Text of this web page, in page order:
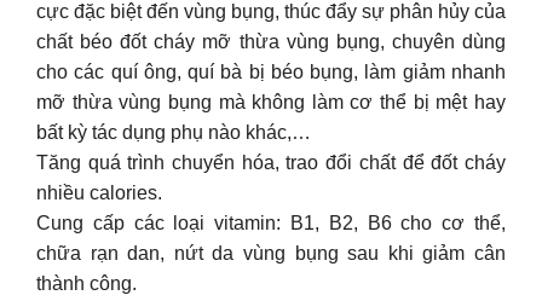
cực đặc biệt đến vùng bụng, thúc đẩy sự phân hủy của
chất béo đốt cháy mỡ thừa vùng bụng, chuyên dùng
cho các quí ông, quí bà bị béo bụng, làm giảm nhanh
mỡ thừa vùng bụng mà không làm cơ thể bị mệt hay
bất kỳ tác dụng phụ nào khác,…
Tăng quá trình chuyển hóa, trao đổi chất để đốt cháy
nhiều calories.
Cung cấp các loại vitamin: B1, B2, B6 cho cơ thể,
chữa rạn dan, nứt da vùng bụng sau khi giảm cân
thành công.